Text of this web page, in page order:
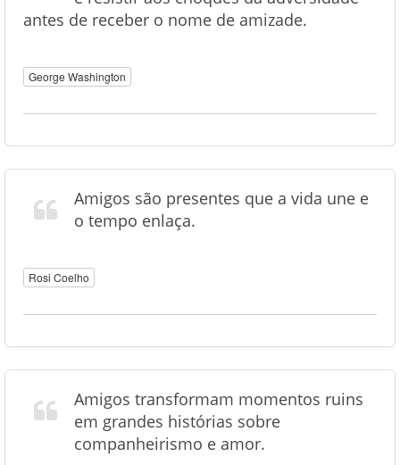
antes de receber o nome de amizade.
George Washington
Amigos são presentes que a vida une e
o tempo enlaça.
Rosi Coelho
Amigos transformam momentos ruins
em grandes histórias sobre
companheirismo e amor.